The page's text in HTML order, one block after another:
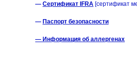
— Сертификат IFRA [сертификат
— Паспорт безопасности
— Информация об аллергенах